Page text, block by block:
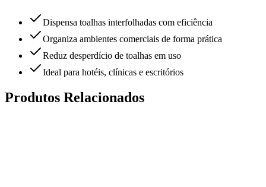
Dispensa toalhas interfolhadas com eficiência
Organiza ambientes comerciais de forma prática
Reduz desperdício de toalhas em uso
Ideal para hotéis, clínicas e escritórios
Produtos Relacionados